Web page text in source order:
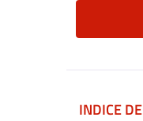
INDICE